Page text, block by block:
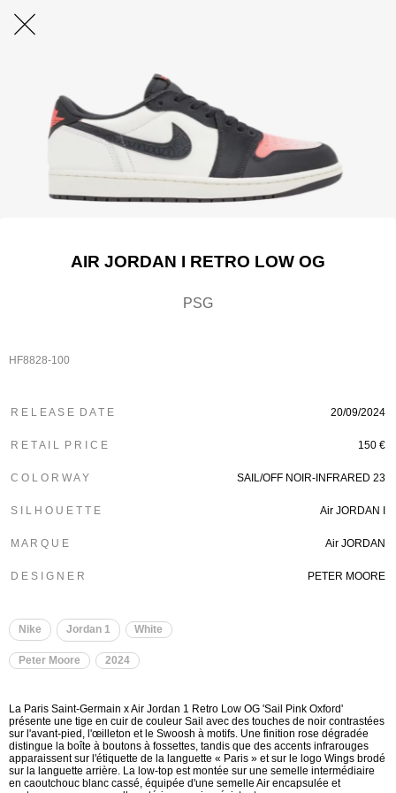
AIR JORDAN I RETRO LOW OG
PSG
HF8828-100
R E L E A S E D A T E 20/09/2024
R E T A I L P R I C E 150 €
C O L O R W A Y SAIL/OFF NOIR-INFRARED 23
S I L H O U E T T E Air JORDAN I
M A R Q U E Air JORDAN
D E S I G N E R PETER MOORE
Nike Jordan 1 White
Peter Moore 2024
La Paris Saint-Germain x Air Jordan 1 Retro Low OG 'Sail Pink Oxford'
présente une tige en cuir de couleur Sail avec des touches de noir contrastées
sur l'avant-pied, l'œilleton et le Swoosh à motifs. Une finition rose dégradée
distingue la boîte à boutons à fossettes, tandis que des accents infrarouges
apparaissent sur l'étiquette de la languette « Paris » et sur le logo Wings brodé
sur la languette arrière. La low-top est montée sur une semelle intermédiaire
en caoutchouc blanc cassé, équipée d'une semelle Air encapsulée et